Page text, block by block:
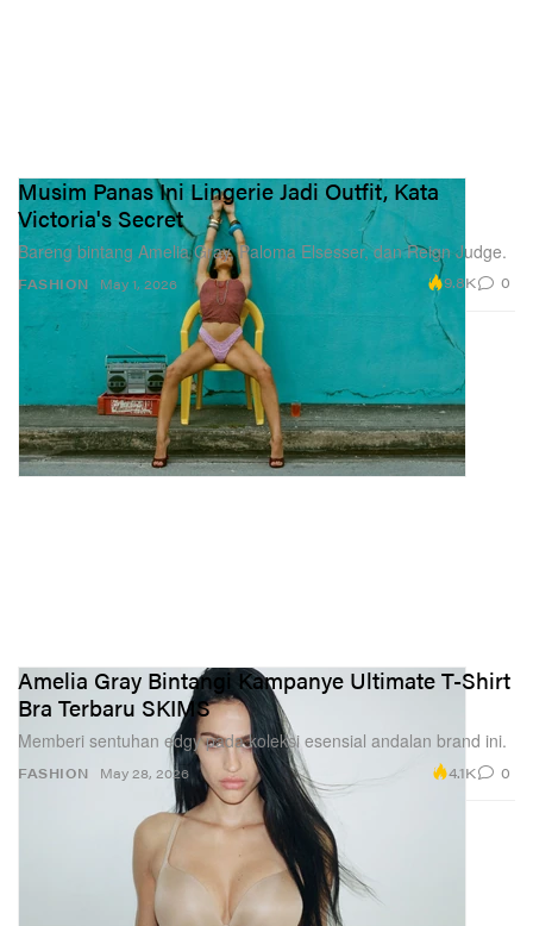
FASHION
Musim Panas Ini Lingerie Jadi Outfit, Kata
Victoria's Secret
Bareng bintang Amelia Gray, Paloma Elsesser, dan Reign Judge.
May 1, 2026 9.8K 0
FASHION
Amelia Gray Bintangi Kampanye Ultimate T-Shirt
Bra Terbaru SKIMS
Memberi sentuhan edgy pada koleksi esensial andalan brand ini.
May 28, 2026 4.1K 0